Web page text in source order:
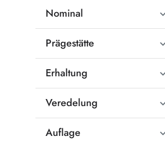
Nominal
Prägestätte
Erhaltung
Veredelung
Auflage